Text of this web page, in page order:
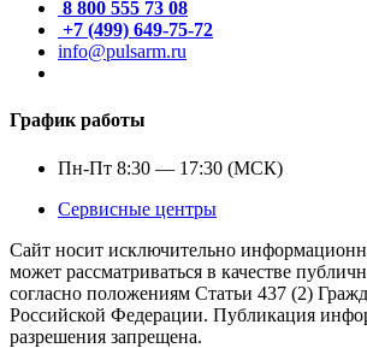
8 800 555 73 08
+7 (499) 649-75-72
info@pulsarm.ru
График работы
Пн-Пт 8:30 — 17:30 (МСК)
Сервисные центры
Сайт носит исключительно
может рассматриваться в качестве
согласно положениям Статьи 437 (2)
Российской Федерации. Публикация
разрешения запрещена.